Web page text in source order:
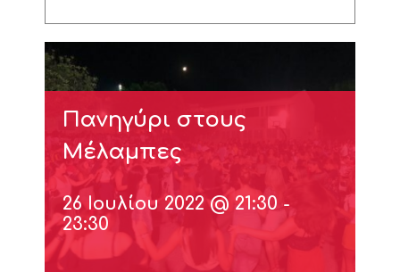
Πανηγύρι στους
Μέλαμπες
26 Ιουλίου 2022 @ 21:30 -
23:30